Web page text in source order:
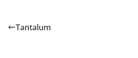
Tantalum